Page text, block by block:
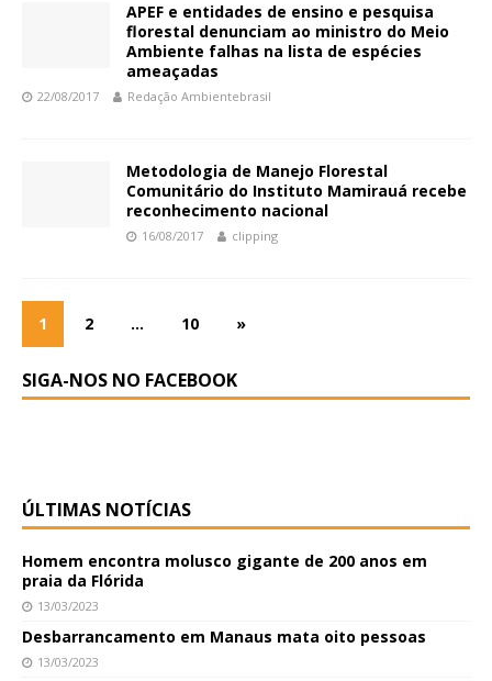
APEF e entidades de ensino e pesquisa
florestal denunciam ao ministro do Meio
Ambiente falhas na lista de espécies
ameaçadas
22/08/2017 Redação Ambientebrasil
Metodologia de Manejo Florestal
Comunitário do Instituto Mamirauá recebe
reconhecimento nacional
16/08/2017 clipping
1 2 … 10 »
SIGA-NOS NO FACEBOOK
ÚLTIMAS NOTÍCIAS
Homem encontra molusco gigante de 200 anos em
praia da Flórida
13/03/2023
Desbarrancamento em Manaus mata oito pessoas
13/03/2023